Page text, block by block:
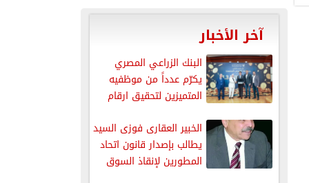
آخر الأخبار
البنك الزراعي المصري
يكرّم عدداً من موظفيه
المتميزين لتحقيق ارقام
الخبير العقارى فوزى السيد
يطالب بإصدار قانون اتحاد
المطورين لإنقاذ السوق